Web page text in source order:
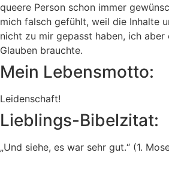
queere Person schon immer
mich falsch gefühlt, weil die Inhalte
nicht zu mir gepasst haben, ich aber
Glauben brauchte.
Mein Lebensmotto:
Leidenschaft!
Lieblings-Bibelzitat:
„Und siehe, es war sehr gut.“ (1.